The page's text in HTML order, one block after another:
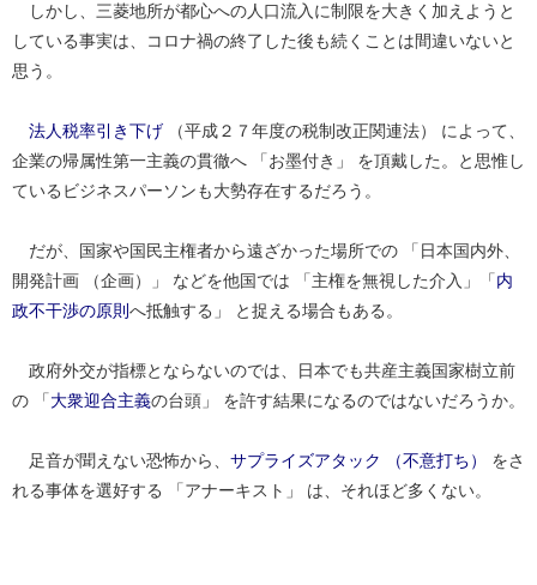
しかし、三菱地所が都心への人口流入に制限を大きく加えようと
している事実は、コロナ禍の終了した後も続くことは間違いないと
思う。
法人税率引き下げ （平成２７年度の税制改正関連法） によって、
企業の帰属性第一主義の貫徹へ 「お墨付き」 を頂戴した。と思惟し
ているビジネスパーソンも大勢存在するだろう。
だが、国家や国民主権者から遠ざかった場所での 「日本国内外、
開発計画 （企画）」 などを他国では 「主権を無視した介入」「内
政不干渉の原則 へ抵触する」 と捉える場合もある。
政府外交が指標とならないのでは、日本でも共産主義国家樹立前
の 「大衆迎合主義の台頭」 を許す結果になるのではないだろうか。
足音が聞えない恐怖から、 サプライズアタック （不意打ち）
をさ
れる事体を選好する 「アナーキスト」 は、それほど多くない。